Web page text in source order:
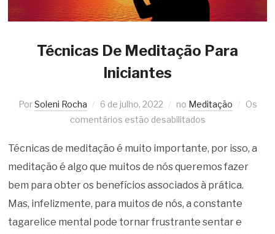
Técnicas De Meditação Para
Iniciantes
PorSoleni Rocha 6 de julho, 2022 no Meditação
Os
comentários estão desabilitados
Técnicas de meditação é muito importante, por isso, a
meditação é algo que muitos de nós queremos fazer
bem para obter os benefícios associados à prática.
Mas, infelizmente, para muitos de nós, a constante
tagarelice mental pode tornar frustrante sentar e